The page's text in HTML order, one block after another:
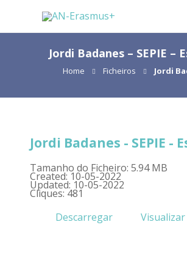
Jordi Badanes – SEPIE –
Home Ficheiros
Jordi
Jordi Badanes - SEPIE -
Tamanho do Ficheiro: 5.94 MB
Created: 10-05-2022
Updated: 10-05-2022
Cliques: 481
Descarregar
Visualizar